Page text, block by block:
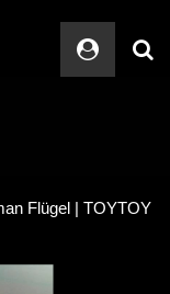
Flügel | TOYTOY